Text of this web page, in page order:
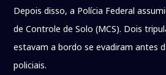
Depois disso, a Polícia Federal
de Controle de Solo (MCS). Dois
estavam a bordo se evadiram antes
policiais.